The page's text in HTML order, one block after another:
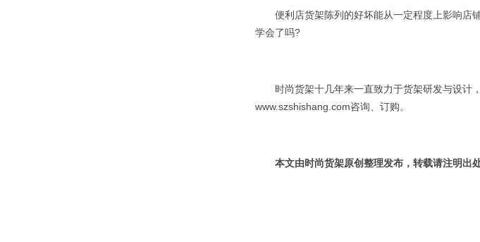
便利店货架陈列的好坏能从一定程度上影响店铺
学会了吗?
时尚货架十几年来一直致力于货架研发与设计
www.szshishang.com咨询、订购。
本文由时尚货架原创整理发布，转载请注明出